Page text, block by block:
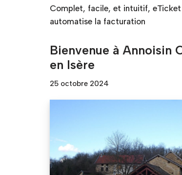
Complet, facile, et intuitif,
automatise la facturation
Bienvenue à Annoisin
en Isère
25 octobre 2024